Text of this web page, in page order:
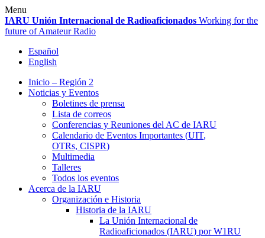
Skip
to
content
Menu
IARU Unión Internacional de Radioaficionados Working for the
future of Amateur Radio
Español
English
Inicio – Región 2
Noticias y Eventos
Boletines de prensa
Lista de correos
Conferencias y Reuniones del AC de IARU
Calendario de Eventos Importantes (UIT,
OTRs, CISPR)
Multimedia
Talleres
Todos los eventos
Acerca de la IARU
Organización e Historia
Historia de la IARU
La Unión Internacional de
Radioaficionados (IARU) porW1RU